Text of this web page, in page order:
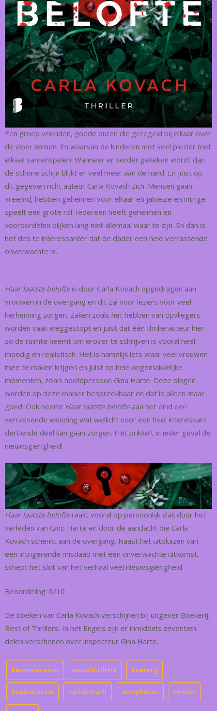
Een groep vrienden, goede buren die geregeld bij elkaar over
de vloer komen. En waarvan de kinderen met veel plezier met
elkaar samenspelen. Wanneer er verder gekeken wordt dan
de schone schijn blijkt er veel meer aan de hand. En juist op
dit gegeven richt auteur Carla Kovach zich. Mensen gaan
vreemd, hebben geheimen voor elkaar en jaloezie en intrige
speelt een grote rol. Iedereen heeft geheimen en
vooroordelen blijken lang niet allemaal waar te zijn. En dan is
het des te interessanter dat de dader een hele verrassende
onverwachte is.
Haar laatste belofteis door Carla Kovach opgedragen aan
vrouwen in de overgang en dit zal voor lezers voor veel
herkenning zorgen. Zaken zoals het hebben van opvliegers
worden vaak weggestopt en juist dat één thrillerauteur hier
zo de ruimte neemt om erover te schrijven is vooral heel
moedig en realistisch. Het is namelijk iets waar veel vrouwen
mee te maken krijgen en juist op hele ongemakkelijke
momenten, zoals hoofdpersoon Gina Harte. Deze dingen
worden op deze manier bespreekbaar en dat is alleen maar
goed. Ook neemt Haar laatste belofteaan het eind een
verrassende wending wat wellicht voor een heel interessant
dertiende deel kan gaan zorgen. Het prikkelt in ieder geval de
nieuwsgierigheid!
Haar laatste belofteraakt vooral op persoonlijk vlak door het
verleden van Gino Harte en door de aandacht die Carla
Kovach schenkt aan de overgang. Naast het uitpluizen van
een intrigerende misdaad met een onverwachte uitkomst,
schept het slot van het verhaal veel nieuwsgierigheid.
Beoordeling: 8/10
De boeken van Carla Kovach verschijnen bij uitgever Boekerij,
Best of Thrillers. In het Engels zijn er inmiddels zeventien
delen verschenen over inspecteur Gina Harte.
Recensies enzo bestofthrillers boekerij
boekrecensie carlakovach emopheliac review